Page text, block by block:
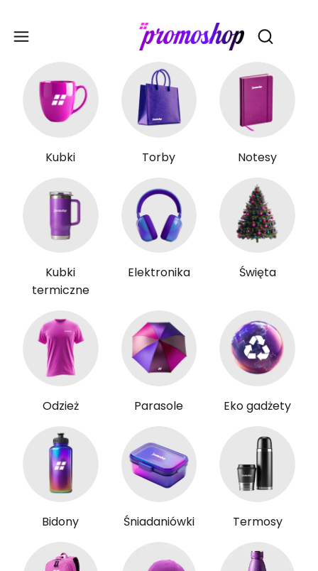
Otwórz
Kubki Torby Notesy
Kubki
termiczne
Elektronika Święta
Odzież Parasole Eko gadżety
Bidony Śniadaniówki Termosy